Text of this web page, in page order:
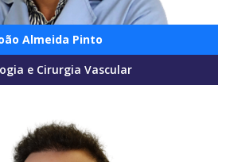
Almeida Pinto
e Cirurgia Vascular